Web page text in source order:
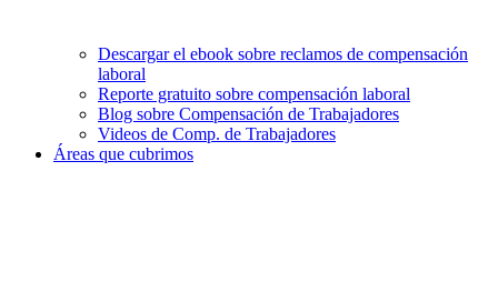
Descargar el ebook sobre reclamos de compensación
laboral
Reporte gratuito sobre compensación laboral
Blog sobre Compensación de Trabajadores
Videos de Comp. de Trabajadores
Áreas que cubrimos